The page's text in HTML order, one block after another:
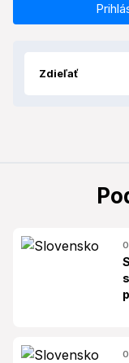
Zdieľať